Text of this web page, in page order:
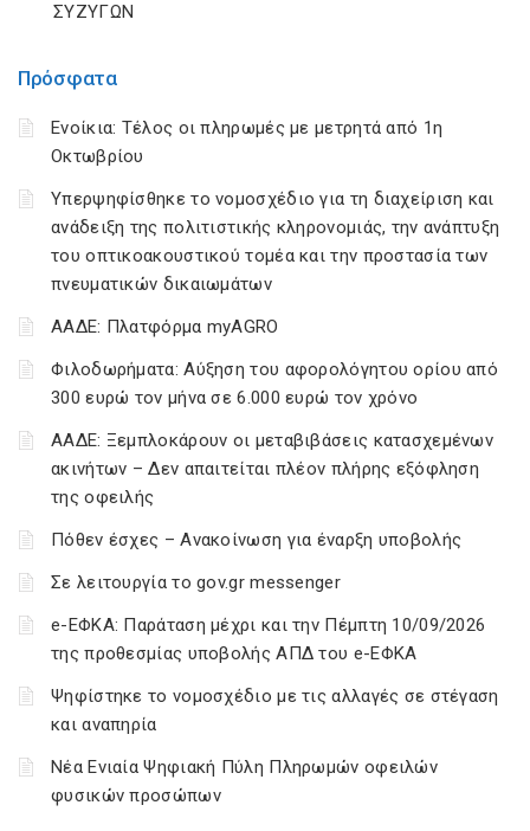
Πρόσφατα
Ενοίκια: Τέλος οι πληρωμές με μετρητά από 1η
Οκτωβρίου
Υπερψηφίσθηκε το νομοσχέδιο για τη διαχείριση και
ανάδειξη της πολιτιστικής κληρονομιάς, την ανάπτυξη
του οπτικοακουστικού τομέα και την προστασία των
πνευματικών δικαιωμάτων
ΑΑΔΕ: Πλατφόρμα myAGRO
Φιλοδωρήματα: Αύξηση του αφορολόγητου ορίου από
300 ευρώ τον μήνα σε 6.000 ευρώ τον χρόνο
ΑΑΔΕ: Ξεμπλοκάρουν οι μεταβιβάσεις κατασχεμένων
ακινήτων – Δεν απαιτείται πλέον πλήρης εξόφληση
της οφειλής
Πόθεν έσχες – Ανακοίνωση για έναρξη υποβολής
Σε λειτουργία το gov.gr messenger
e-ΕΦΚΑ: Παράταση μέχρι και την Πέμπτη 10/09/2026
της προθεσμίας υποβολής ΑΠΔ του e-ΕΦΚΑ
Ψηφίστηκε το νομοσχέδιο με τις αλλαγές σε στέγαση
και αναπηρία
Νέα Ενιαία Ψηφιακή Πύλη Πληρωμών οφειλών
φυσικών προσώπων
ΣΥΖΥΓΩΝ